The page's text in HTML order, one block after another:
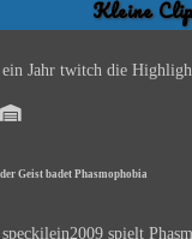
Kleine
ein Jahr twitch die
der Geist badet Phasmophobia
speckilein2009 spielt